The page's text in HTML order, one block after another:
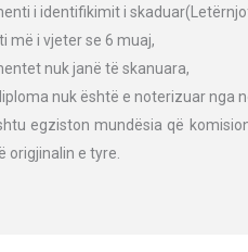
i identifikimit i
më i vjeter se 6 muaj,
nuk janë të skanuara,
nuk është e noterizuar nga
egziston mundësia që
origjinalin e tyre.